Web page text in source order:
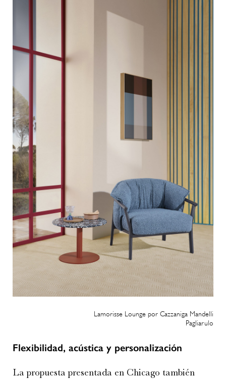
Lamorisse Lounge por Cazzaniga Mandelli
Pagliarulo
Flexibilidad, acústica y personalización
La propuesta presentada en Chicago también